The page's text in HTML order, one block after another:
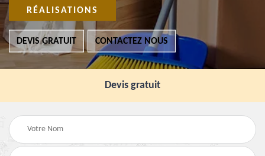
RÉALISATIONS
DEVIS GRATUIT CONTACTEZ NOUS
Devis gratuit